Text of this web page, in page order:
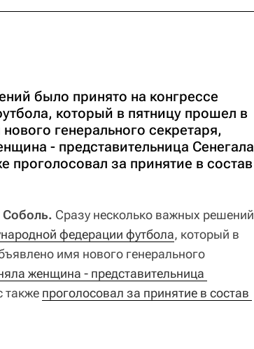
было принято на конгрессе
который в пятницу прошел в
генерального секретаря,
- представительница Сенегала
проголосовал за принятие в состав
Соболь. Сразу несколько важных решений
федерации футбола, который в
имя нового генерального
женщина - представительница
также проголосовал за принятие в состав